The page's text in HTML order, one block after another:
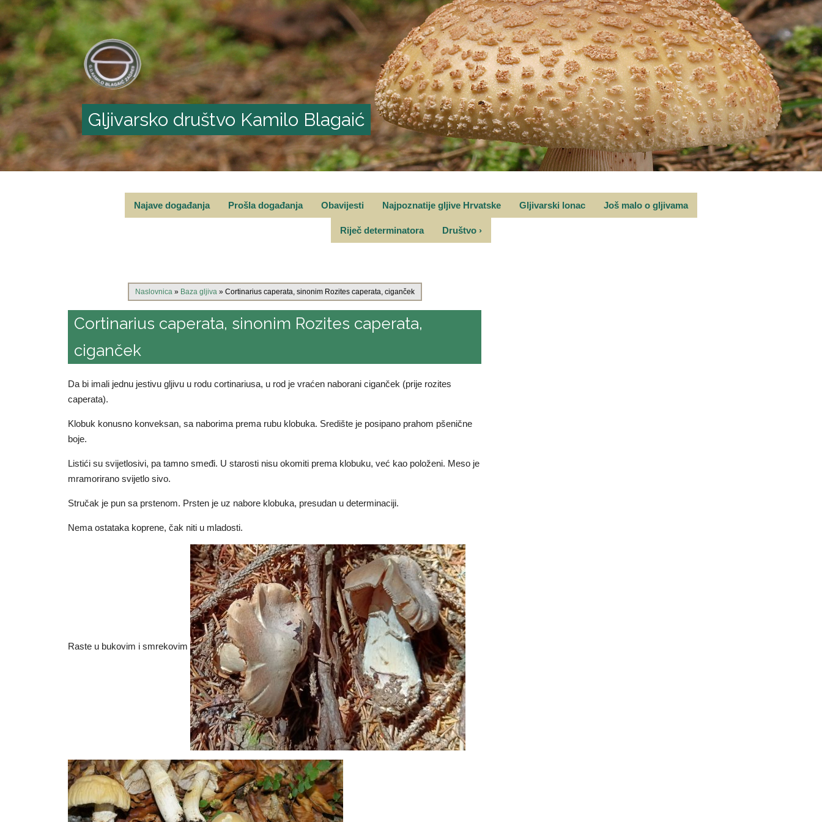
Gljivarsko društvo Kamilo Blagaić
Najave događanja Prošla događanja Obavijesti Najpoznatije gljive Hrvatske Gljivarski lonac Još malo o gljivama
Riječ determinatora Društvo ›
Naslovnica» Baza gljiva» Cortinarius caperata, sinonim Rozites caperata, ciganček
Cortinarius caperata, sinonim Rozites caperata,
ciganček
Da bi imali jednu jestivu gljivu u rodu cortinariusa, u rod je vraćen naborani ciganček (prije rozites
caperata).
Klobuk konusno konveksan, sa naborima prema rubu klobuka. Središte je posipano prahom pšenične
boje.
Listići su svijetlosivi, pa tamno smeđi. U starosti nisu okomiti prema klobuku, već kao položeni. Meso je
mramorirano svijetlo sivo.
Stručak je pun sa prstenom. Prsten je uz nabore klobuka, presudan u determinaciji.
Nema ostataka koprene, čak niti u mladosti.
Raste u bukovim i smrekovim